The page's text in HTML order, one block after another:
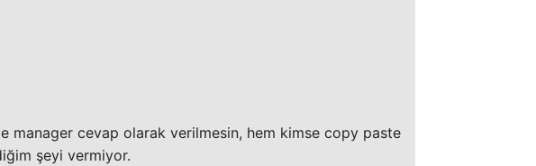
manager cevap olarak verilmesin, hem kimse copy paste
şeyi vermiyor.